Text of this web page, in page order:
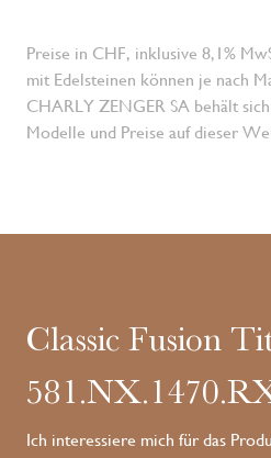
Preise in CHF, inklusive 8,1%
mit Edelsteinen können je nach
CHARLY ZENGER SA behält
Modelle und Preise auf dieser
Classic Fusion
Ich interessiere mich für das